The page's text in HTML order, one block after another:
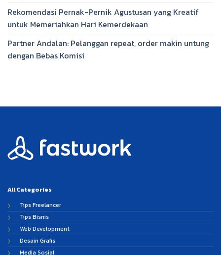
Rekomendasi Pernak-Pernik Agustusan yang Kreatif
untuk Memeriahkan Hari Kemerdekaan
Partner Andalan: Pelanggan repeat, order makin untung
dengan Bebas Komisi
All Categories
Tips Freelancer
Tips Bisnis
Web Development
Desain Grafis
Media Sosial